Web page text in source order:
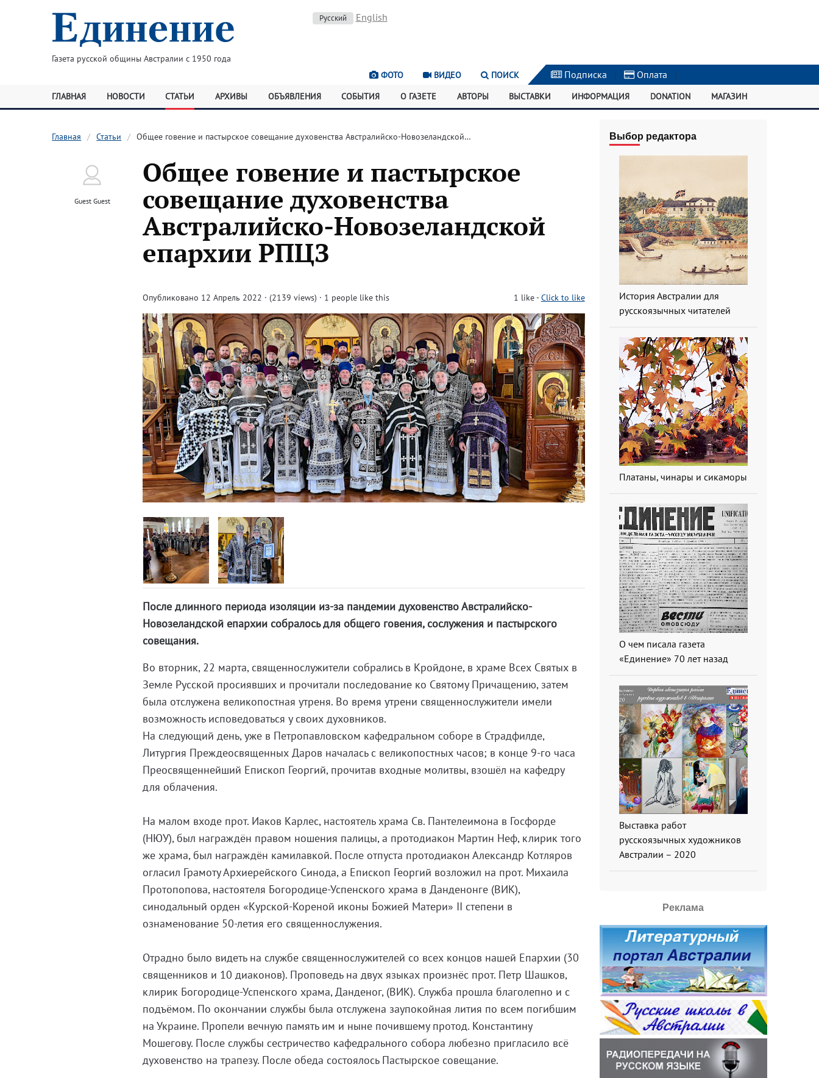
Газета русской общины Австралии с 1950 года
Русский English
ФОТО ВИДЕО ПОИСК Подписка | Оплата |
ГЛАВНАЯ НОВОСТИ СТАТЬИ АРХИВЫ ОБЪЯВЛЕНИЯ СОБЫТИЯ О ГАЗЕТЕ АВТОРЫ ВЫСТАВКИ ИНФОРМАЦИЯ DONATION МАГАЗИН
Главная Статьи Общее говение и пастырское совещание духовенства Австралийско-Новозеландской…
Guest Guest
Общее говение и пастырское
совещание духовенства
Австралийско-Новозеландской
епархии РПЦЗ
Опубликовано 12 Апрель 2022 · (2139 views) · 1 people like this 1 like-Click to like
После длинного периода изоляции из-за пандемии духовенство Австралийско-
Новозеландской епархии собралось для общего говения, сослужения и пастырского
совещания.
Во вторник, 22 марта, священнослужители собрались в Кройдоне, в храме Всех Святых в
Земле Русской просиявших и прочитали последование ко Святому Причащению, затем
была отслужена великопостная утреня. Во время утрени священнослужители имели
возможность исповедоваться у своих духовников.
На следующий день, уже в Петропавловском кафедральном соборе в Страдфилде,
Литургия Преждеосвященных Даров началась с великопостных часов; в конце 9-го часа
Преосвященнейший Епископ Георгий, прочитав входные молитвы, взошёл на кафедру
для облачения.
На малом входе прот. Иаков Карлес, настоятель храма Св. Пантелеимона в Госфорде
(НЮУ), был награждён правом ношения палицы, а протодиакон Мартин Неф, клирик того
же храма, был награждён камилавкой. После отпуста протодиакон Александр Котляров
огласил Грамоту Архиерейского Синода, а Епископ Георгий возложил на прот. Михаила
Протопопова, настоятеля Богородице-Успенского храма в Данденонге (ВИК),
синодальный орден «Курской-Кореной иконы Божией Матери» II степени в
ознаменование 50-летия его священнослужения.
Отрадно было видеть на службе священнослужителей со всех концов нашей Епархии (30
священников и 10 диаконов). Проповедь на двух языках произнёс прот. Петр Шашков,
клирик Богородице-Успенского храма, Данденог, (ВИК). Служба прошла благолепно и с
подъёмом. По окончании службы была отслужена заупокойная лития по всем погибшим
на Украине. Пропели вечную память им и ныне почившему протод. Константину
Мошегову. После службы сестричество кафедрального собора любезно пригласило всё
духовенство на трапезу. После обеда состоялось Пастырское совещание.
Выбор редактора
История Австралии для
русскоязычных читателей
Платаны, чинары и сикаморы
О чем писала газета
«Единение» 70 лет назад
Выставка работ
русскоязычных художников
Австралии – 2020
Реклама